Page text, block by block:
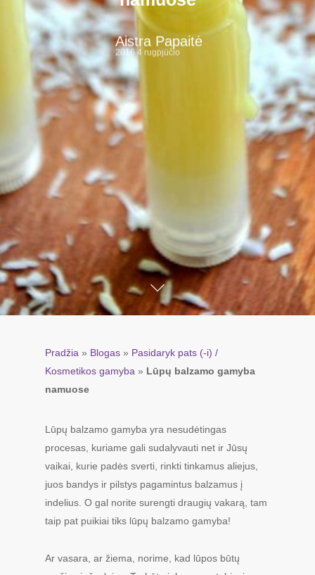
Aistra Papaitė
2016 4 rugpjūčio
Pradžia » Blogas » Pasidaryk pats (-i) /
Kosmetikos gamyba » Lūpų balzamo gamyba
namuose
Lūpų balzamo gamyba yra nesudėtingas
procesas, kuriame gali sudalyvauti net ir Jūsų
vaikai, kurie padės sverti, rinkti tinkamus aliejus,
juos bandys ir pilstys pagamintus balzamus į
indelius. O gal norite surengti draugių vakarą, tam
taip pat puikiai tiks lūpų balzamo gamyba!
Ar vasara, ar žiema, norime, kad lūpos būtų